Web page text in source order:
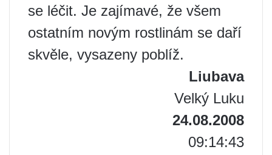
se léčit. Je zajímavé, že všem
ostatním novým rostlinám se daří
skvěle, vysazeny poblíž.
Liubava
Velký Luku
24.08.2008
09:14:43